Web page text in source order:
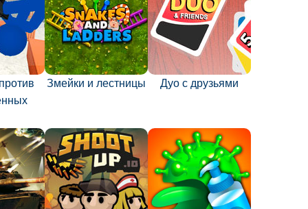
Змейки и лестницы Дуо с друзьями